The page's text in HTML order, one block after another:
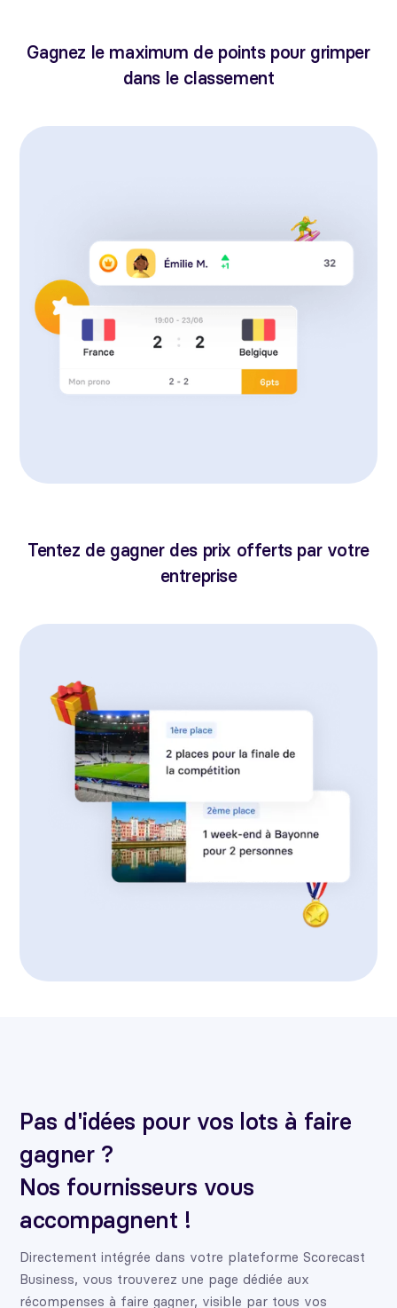
Gagnez le maximum de points pour grimper
dans le classement
Tentez de gagner des prix offerts par votre
entreprise
Pas d'idées pour vos lots à faire
gagner ?
Nos fournisseurs vous
accompagnent !
Directement intégrée dans votre plateforme Scorecast
Business, vous trouverez une page dédiée aux
récompenses à faire gagner, visible par tous vos